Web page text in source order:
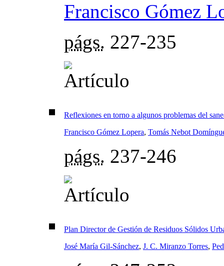
Francisco Gómez
págs. 227-235
Reflexiones en torno a algunos problemas del
Francisco Gómez Lopera, Tomás Nebot
págs. 237-246
Plan Director de Gestión de Residuos Sólidos
José María Gil-Sánchez, J. C. Miranzo Torres,